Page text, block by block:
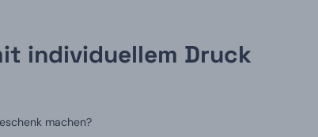
individuellem Druck
machen?